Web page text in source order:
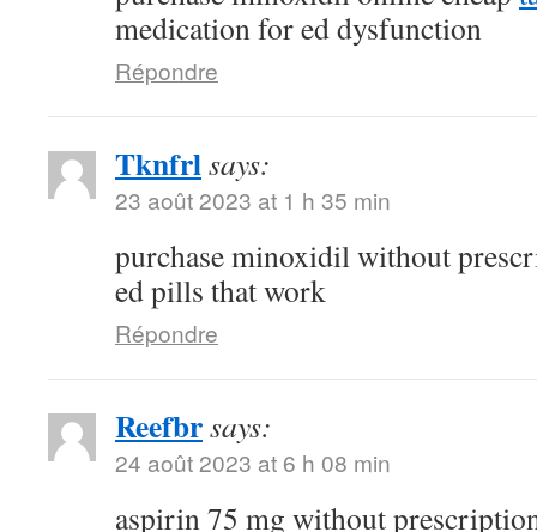
medication for ed dysfunction
Répondre
Tknfrlsays:
23 août 2023 at 1 h 35 min
purchase minoxidil without
ed pills that work
Répondre
Reefbrsays:
24 août 2023 at 6 h 08 min
aspirin 75 mg without